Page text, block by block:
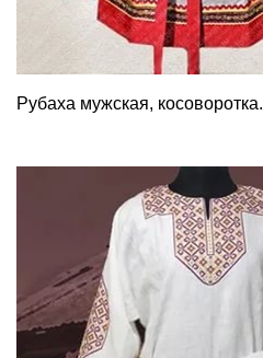
Рубаха мужская, косоворотка.